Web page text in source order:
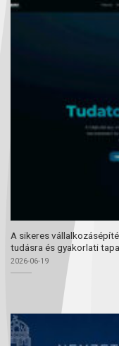
A sikeres
tudásra és gyakorlati
2026-06-19